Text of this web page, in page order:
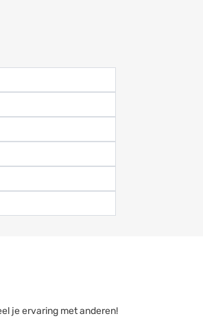
je ervaring met anderen!